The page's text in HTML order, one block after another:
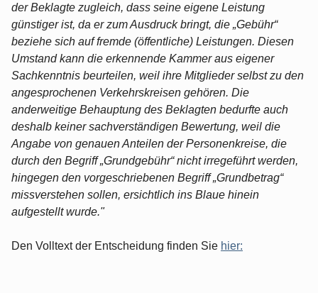
der Beklagte zugleich, dass seine eigene Leistung
günstiger ist, da er zum Ausdruck bringt, die „Gebühr“
beziehe sich auf fremde (öffentliche) Leistungen. Diesen
Umstand kann die erkennende Kammer aus eigener
Sachkenntnis beurteilen, weil ihre Mitglieder selbst zu den
angesprochenen Verkehrskreisen gehören. Die
anderweitige Behauptung des Beklagten bedurfte auch
deshalb keiner sachverständigen Bewertung, weil die
Angabe von genauen Anteilen der Personenkreise, die
durch den Begriff „Grundgebühr“ nicht irregeführt werden,
hingegen den vorgeschriebenen Begriff „Grundbetrag“
missverstehen sollen, ersichtlich ins Blaue hinein
aufgestellt wurde."
Den Volltext der Entscheidung finden Sie hier: